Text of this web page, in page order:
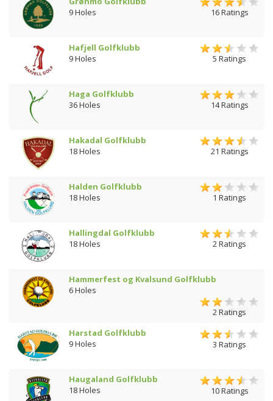
9 Holes
16 Ratings
Hafjell Golfklubb
9 Holes
5 Ratings
Haga Golfklubb
36 Holes
14 Ratings
Hakadal Golfklubb
18 Holes
21 Ratings
Halden Golfklubb
18 Holes
1 Ratings
Hallingdal Golfklubb
18 Holes
2 Ratings
Hammerfest og Kvalsund Golfklubb
6 Holes
2 Ratings
Harstad Golfklubb
9 Holes
3 Ratings
Haugaland Golfklubb
18 Holes
10 Ratings